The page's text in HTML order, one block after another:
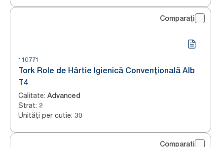
Comparați
110771
Tork Role de Hârtie Igienică Convențională Alb
T4
Calitate: Advanced
Strat: 2
Unități per cutie: 30
Comparați